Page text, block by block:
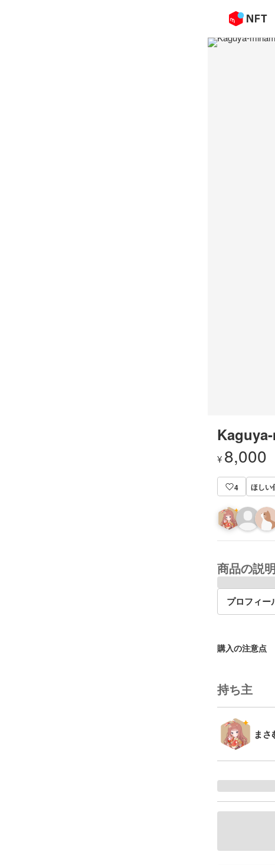
¥ 8,000
4 ほしい
商品の説明
プロフィー
購入の注意点
持ち主
まさ